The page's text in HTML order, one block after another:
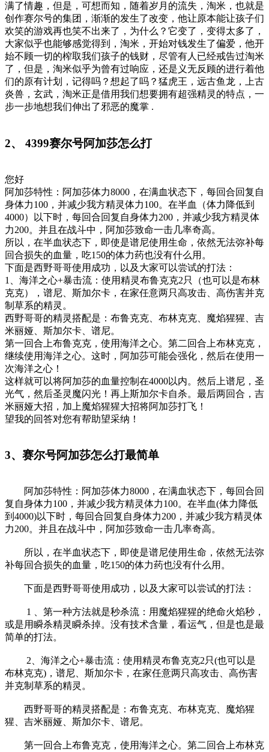
满了情趣，但是，可想而知，随着岁月的流失，淘米，也就是
创作赛尔号的集团，渐渐的发生了改变，他让原本能让孩子们
欢笑的游戏再也笑不出来了，为什么？它变了，变得太多了，
大家似乎也能够感觉得到，淘米，开始对钱发生了偏爱，他开
始不顾一切的榨取我们孩子的钱财，尽管有人已经戒告过淘米
了，但是，淘米似乎为曾有过响应，还是义无反顾的进行着他
们的原有计划，记得吗？想起了吗？猛虎王，远古鱼龙，上古
炎兽，玄武，淘米正是借用我们想要拥有超强精灵的特点，一
步一步地想我们伸出了邪恶的魔掌 .
2、 4399赛尔号阿加莎怎么打
您好
阿加莎特性：阿加莎体力8000，在满血状态下，每回合回复自
身体力100，并减少我方精灵体力100。在半血（体力降低到
4000）以下时，每回合回复自身体力200，并减少我方精灵体
力200。并且在战斗中，阿加莎致命一击几率奇高。
所以，在半血状态下，即使是谱尼使用生命，依然无法弥补每
回合损失的血量，吃150的体力药也没有什么用。
下面是西野哥哥使用成功，以及大家可以尝试的打法：
1、海洋之心+暴击流：使用精灵布鲁克克2只（也可以是布林
克克），谱尼、斯加尔卡，在家任意两只高攻击、高伤害并克
制草系的精灵。
西野哥哥的精灵搭配是：布鲁克克、布林克克、魔焰猩猩、吉
米丽娅、斯加尔卡、谱尼。
第一回合上布鲁克克，使用海洋之心。第二回合上布林克克，
继续使用海洋之心。这时，阿加莎可能会强化，然后在使用一
次海洋之心！
这样就可以将阿加莎的血量控制在4000以内。然后上谱尼，圣
光气，然后圣灵魔闪光！再上斯加尔卡自杀。最后两回合，吉
米丽娅大招，加上魔焰猩猩大招将阿加莎打飞！
望我的回答对您有帮助望采纳！
3、赛尔号阿加莎怎么打最简单
阿加莎特性：阿加莎体力8000，在满血状态下，每回合回
复自身体力100，并减少我方精灵体力100。在半血(体力降低
到4000)以下时，每回合回复自身体力200，并减少我方精灵体
力200。并且在战斗中，阿加莎致命一击几率奇高。
所以，在半血状态下，即使是谱尼使用生命，依然无法弥
补每回合损失的血量，吃150的体力药也没有什么用。
下面是西野哥哥使用成功，以及大家可以尝试的打法：
1 、第一种方法就是秒杀流：用魔焰猩猩的绝命火焰秒，
或是用瞬杀精灵瞬杀掉。没有技术含量，看运气，但是也是最
简单的打法。
2、海洋之心+暴击流：使用精灵布鲁克克2只(也可以是
布林克克)，谱尼、斯加尔卡，在家任意两只高攻击、高伤害
并克制草系的精灵。
西野哥哥的精灵搭配是：布鲁克克、布林克克、魔焰猩
猩、吉米丽娅、斯加尔卡、谱尼。
第一回合上布鲁克克，使用海洋之心。第二回合上布林克